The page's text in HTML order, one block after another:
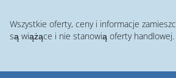
Wszystkie oferty, ceny i informacje
są wiążące i nie stanowią oferty handlowej.